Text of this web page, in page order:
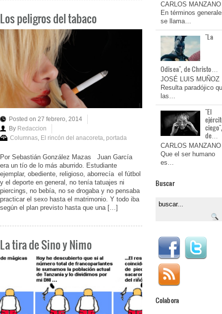
Los peligros del tabaco
Posted on 27 febrero, 2014
By Redaccion
Columnas, El rincón del anacoreta, portada
Por Sebastián González Mazas Juan García
era un tío de lo más aburrido. Estudiante
ejemplar, obediente, religioso, aborrecía el fútbol
y el deporte en general, no tenía tatuajes ni
piercings, no bebía, no se drogaba y no pensaba
practicar el sexo hasta el matrimonio. Y todo iba
según el plan previsto hasta que una […]
La tira de Sino y Nimo
CARLOS MANZANO
En términos
se llama…
"La
Odisea", de Christo…
JOSÉ LUIS MUÑOZ
Resulta paradójico
las…
"El
de…
CARLOS MANZANO
Que el ser humano
es…
Buscar
Colabora